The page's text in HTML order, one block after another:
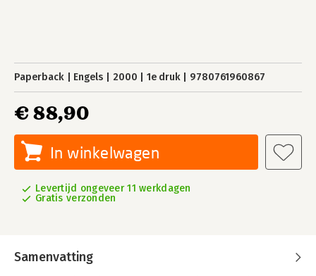
Paperback Engels 2000 1e druk 9780761960867
€ 88,90
In winkelwagen
Levertijd ongeveer 11 werkdagen
Gratis verzonden
Samenvatting